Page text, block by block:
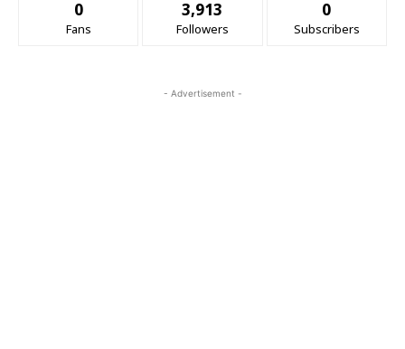
0
Fans
3,913
Followers
0
Subscribers
- Advertisement -